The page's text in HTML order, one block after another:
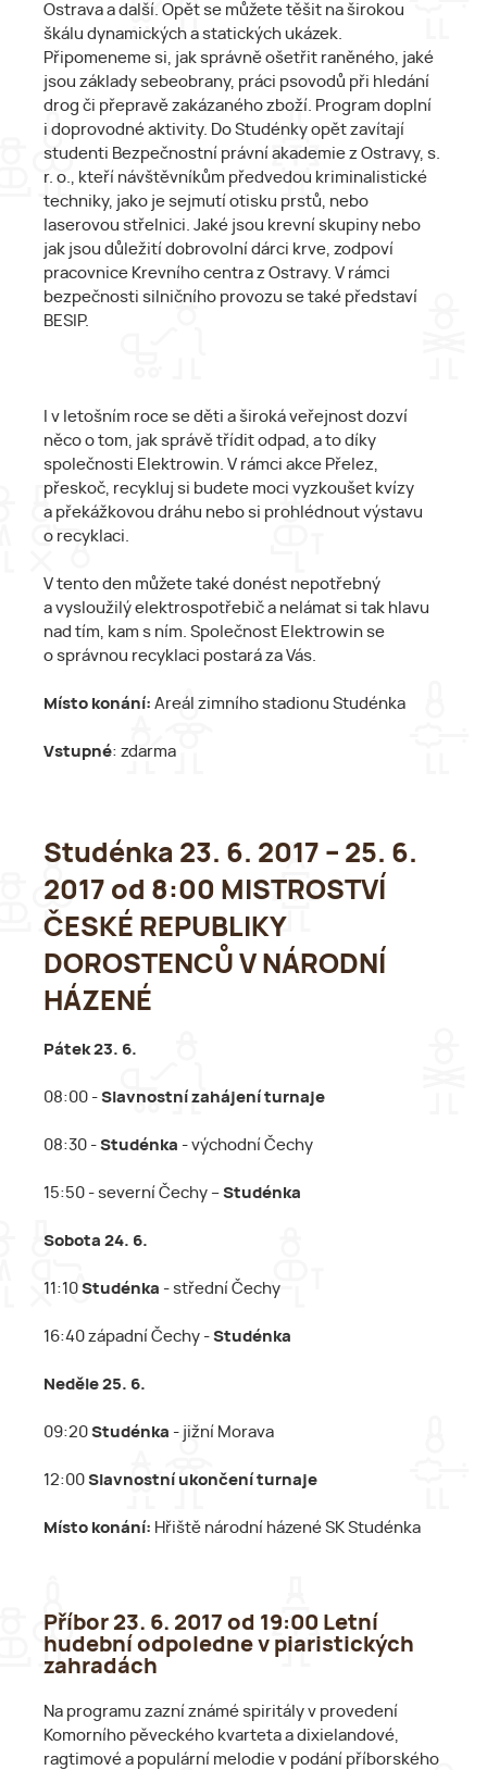
Ostrava a další. Opět se můžete těšit na širokou
škálu dynamických a statických ukázek.
Připomeneme si, jak správně ošetřit raněného, jaké
jsou základy sebeobrany, práci psovodů při hledání
drog či přepravě zakázaného zboží. Program doplní
i doprovodné aktivity. Do Studénky opět zavítají
studenti Bezpečnostní právní akademie z Ostravy, s.
r. o., kteří návštěvníkům předvedou kriminalistické
techniky, jako je sejmutí otisku prstů, nebo
laserovou střelnici. Jaké jsou krevní skupiny nebo
jak jsou důležití dobrovolní dárci krve, zodpoví
pracovnice Krevního centra z Ostravy. V rámci
bezpečnosti silničního provozu se také představí
BESIP.
I v letošním roce se děti a široká veřejnost dozví
něco o tom, jak správě třídit odpad, a to díky
společnosti Elektrowin. V rámci akce Přelez,
přeskoč, recykluj si budete moci vyzkoušet kvízy
a překážkovou dráhu nebo si prohlédnout výstavu
o recyklaci.
V tento den můžete také donést nepotřebný
a vysloužilý elektrospotřebič a nelámat si tak hlavu
nad tím, kam s ním. Společnost Elektrowin se
o správnou recyklaci postará za Vás.
Místo konání: Areál zimního stadionu Studénka
Vstupné: zdarma
Studénka 23. 6. 2017 – 25. 6.
2017 od 8:00 MISTROSTVÍ
ČESKÉ REPUBLIKY
DOROSTENCŮ V NÁRODNÍ
HÁZENÉ
Pátek 23. 6.
08:00 - Slavnostní zahájení turnaje
08:30 - Studénka - východní Čechy
15:50 - severní Čechy – Studénka
Sobota 24. 6.
11:10 Studénka - střední Čechy
16:40 západní Čechy - Studénka
Neděle 25. 6.
09:20 Studénka - jižní Morava
12:00 Slavnostní ukončení turnaje
Místo konání: Hřiště národní házené SK Studénka
Příbor 23. 6. 2017 od 19:00 Letní
hudební odpoledne v piaristických
zahradách
Na programu zazní známé spiritály v provedení
Komorního pěveckého kvarteta a dixielandové,
ragtimové a populární melodie v podání příborského